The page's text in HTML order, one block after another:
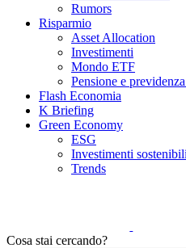
Rumors
Risparmio
Asset Allocation
Investimenti
Mondo ETF
Pensione e
Flash Economia
K Briefing
Green Economy
ESG
Investimenti sostenibili
Trends
Cosa stai cercando?